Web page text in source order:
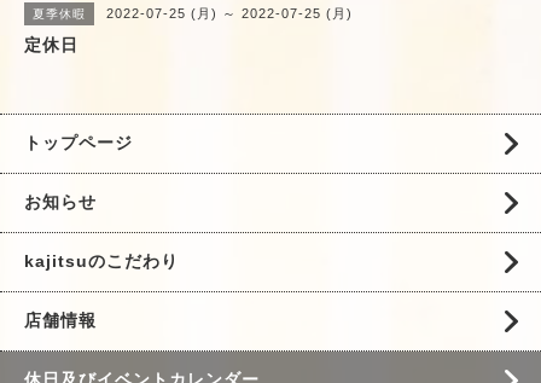
夏季休暇 2022-07-25 (月) ～ 2022-07-25 (月)
定休日
トップページ
お知らせ
kajitsuのこだわり
店舗情報